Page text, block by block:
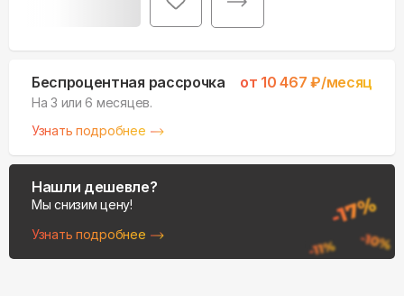
Беспроцентная рассрочка от 10 467 ₽/месяц
На 3 или 6 месяцев.
Узнать подробнее
Нашли дешевле?
Мы снизим цену!
Узнать подробнее